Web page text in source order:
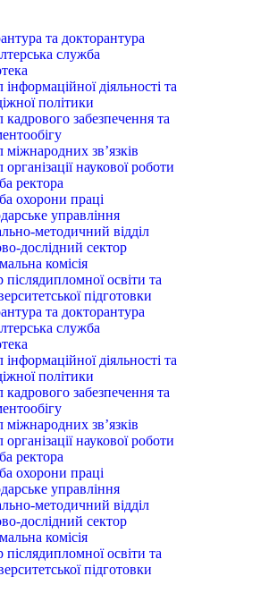
та докторантура
служба
інформаційної діяльності та
політики
кадрового забезпечення та
міжнародних зв’язків
організації наукової роботи
ректора
охорони праці
управління
методичний відділ
дослідний сектор
комісія
освіти та
підготовки
та докторантура
служба
інформаційної діяльності та
політики
кадрового забезпечення та
міжнародних зв’язків
організації наукової роботи
ректора
охорони праці
управління
методичний відділ
дослідний сектор
комісія
освіти та
підготовки